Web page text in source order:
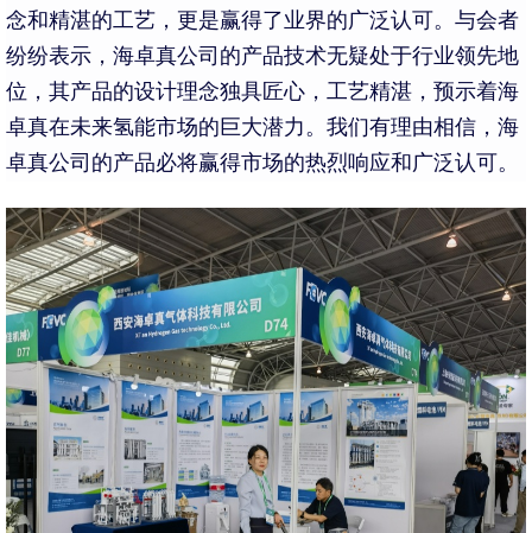
念和精湛的工艺，更是赢得了业界的广泛认可。与会者
纷纷表示，海卓真公司的产品技术无疑处于行业领先地
位，其产品的设计理念独具匠心，工艺精湛，预示着海
卓真在未来氢能市场的巨大潜力。我们有理由相信，海
卓真公司的产品必将赢得市场的热烈响应和广泛认可。